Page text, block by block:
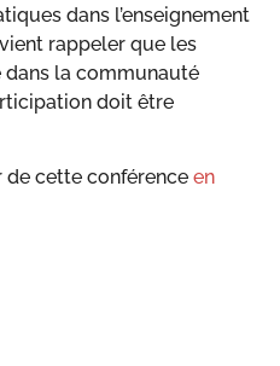
dans l’enseignement
rappeler que les
la communauté
doit être
de cette conférence en